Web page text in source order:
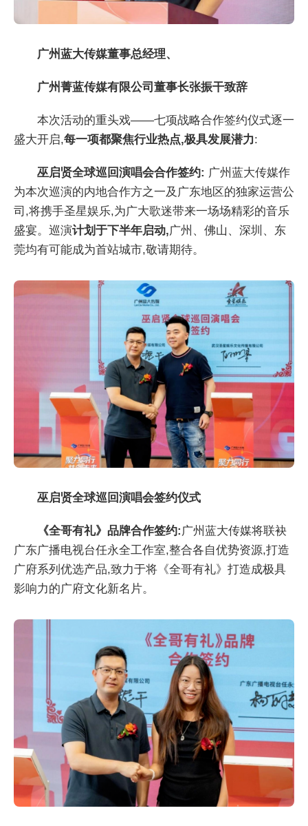
广州蓝大传媒董事总经理、
广州菁蓝传媒有限公司董事长张振干致辞
本次活动的重头戏——七项战略合作签约仪式逐一
盛大开启,每一项都聚焦行业热点,极具发展潜力:
巫启贤全球巡回演唱会合作签约: 广州蓝大传媒作
为本次巡演的内地合作方之一及广东地区的独家运营公
司,将携手圣星娱乐,为广大歌迷带来一场场精彩的音乐
盛宴。巡演计划于下半年启动,广州、佛山、深圳、东
莞均有可能成为首站城市,敬请期待。
巫启贤全球巡回演唱会签约仪式
《全哥有礼》品牌合作签约:广州蓝大传媒将联袂
广东广播电视台任永全工作室,整合各自优势资源,打造
广府系列优选产品,致力于将《全哥有礼》打造成极具
影响力的广府文化新名片。